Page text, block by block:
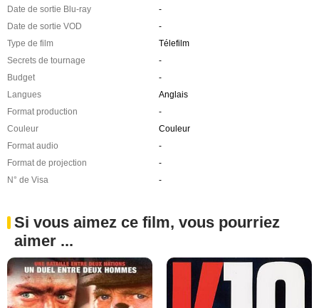
Date de sortie Blu-ray
-
Date de sortie VOD
-
Type de film
Télefilm
Secrets de tournage
-
Budget
-
Langues
Anglais
Format production
-
Couleur
Couleur
Format audio
-
Format de projection
-
N° de Visa
-
Si vous aimez ce film, vous pourriez
aimer ...